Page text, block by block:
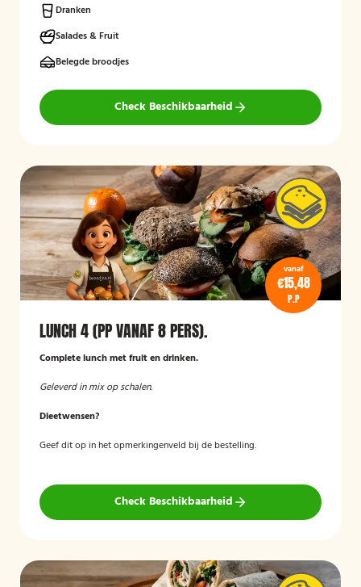
bijeenkomsten, vergaderingen en groepslunches en staat bekend
om de verse ingrediënten, verzorgde presentatie en de mogelijkheid
om rekening te houden met dieetwensen zoals vegetarisch,
veganistisch of halal.
Dranken
Salades & Fruit
Belegde broodjes
Check Beschikbaarheid
vanaf
€15,48
P.P
LUNCH 4 (PP VANAF 8 PERS).
Complete lunch met fruit en drinken.
Geleverd in mix op schalen.
Dieetwensen?
Geef dit op in het opmerkingenveld bij de bestelling.
Check Beschikbaarheid